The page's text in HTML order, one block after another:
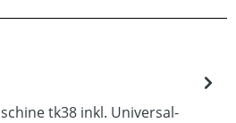
tk38 inkl. Universal-